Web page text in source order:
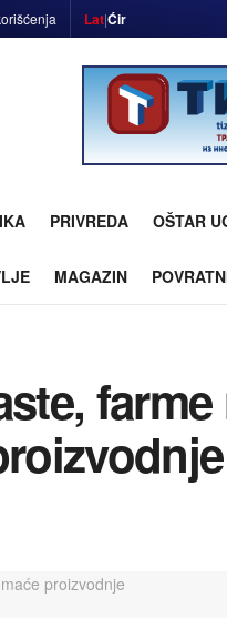
Lat|Ćir
PRIVREDA OŠTAR
MAGAZIN
farme